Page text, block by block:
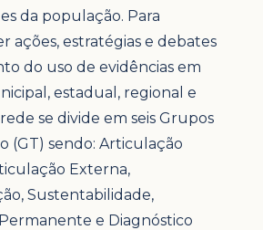
da população. Para
ações, estratégias e debates
do uso de evidências em
estadual, regional e
se divide em seis Grupos
(GT) sendo: Articulação
Externa,
Sustentabilidade,
e Diagnóstico